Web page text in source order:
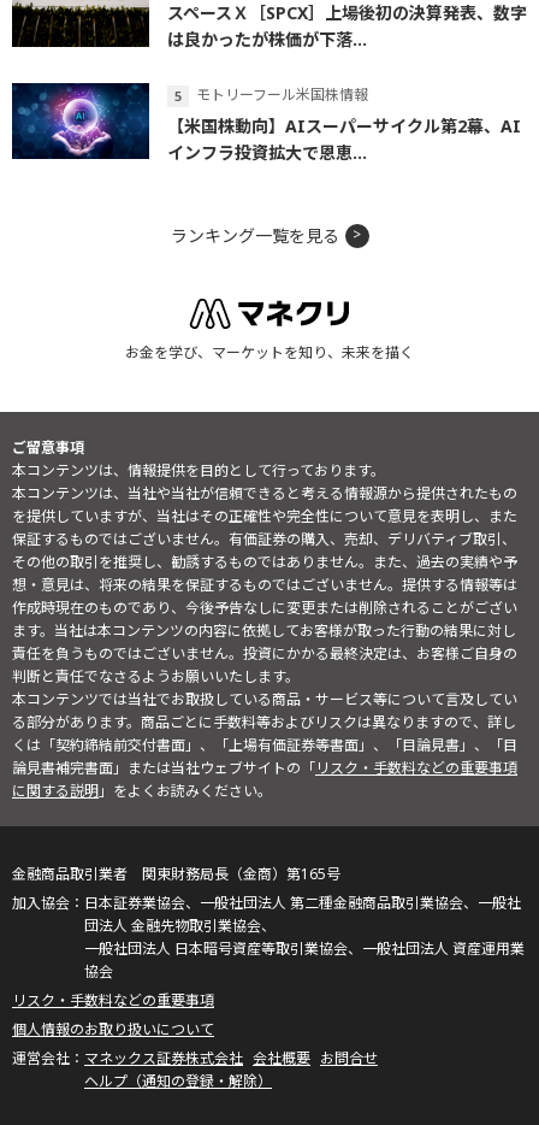
スペースＸ［SPCX］上場後初の決算発表、数字
は良かったが株価が下落...
モトリーフール米国株情報
【米国株動向】AIスーパーサイクル第2幕、AI
インフラ投資拡大で恩恵...
ランキング一覧を見る
お金を学び、マーケットを知り、未来を描く
ご留意事項
本コンテンツは、情報提供を目的として行っております。
本コンテンツは、当社や当社が信頼できると考える情報源から提供されたもの
を提供していますが、当社はその正確性や完全性について意見を表明し、また
保証するものではございません。有価証券の購入、売却、デリバティブ取引、
その他の取引を推奨し、勧誘するものではありません。また、過去の実績や予
想・意見は、将来の結果を保証するものではございません。提供する情報等は
作成時現在のものであり、今後予告なしに変更または削除されることがござい
ます。当社は本コンテンツの内容に依拠してお客様が取った行動の結果に対し
責任を負うものではございません。投資にかかる最終決定は、お客様ご自身の
判断と責任でなさるようお願いいたします。
本コンテンツでは当社でお取扱している商品・サービス等について言及してい
る部分があります。商品ごとに手数料等およびリスクは異なりますので、詳し
くは「契約締結前交付書面」、「上場有価証券等書面」、「目論見書」、「目
論見書補完書面」または当社ウェブサイトの「リスク・手数料などの重要事項
に関する説明」をよくお読みください。
金融商品取引業者 関東財務局長（金商）第165号
日本証券業協会、一般社団法人 第二種金融商品取引業協会、一般社
団法人 金融先物取引業協会、
一般社団法人 日本暗号資産等取引業協会、一般社団法人 資産運用業
協会
リスク・手数料などの重要事項
個人情報のお取り扱いについて
マネックス証券株式会社 会社概要 お問合せ
ヘルプ（通知の登録・解除）